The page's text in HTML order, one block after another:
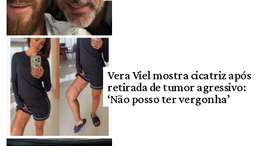
Vera Viel mostra cicatriz após
retirada de tumor agressivo:
‘Não posso ter vergonha’